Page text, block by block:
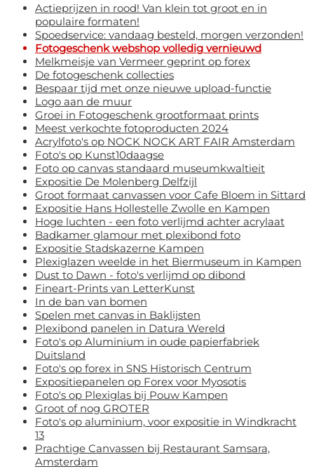
Actieprijzen in rood! Van klein tot groot en in
populaire formaten!
Spoedservice: vandaag besteld, morgen verzonden!
Fotogeschenk webshop volledig vernieuwd
Melkmeisje van Vermeer geprint op forex
De fotogeschenk collecties
Bespaar tijd met onze nieuwe upload-functie
Logo aan de muur
Groei in Fotogeschenk grootformaat prints
Meest verkochte fotoproducten 2024
Acrylfoto's op NOCK NOCK ART FAIR Amsterdam
Foto's op Kunst10daagse
Foto op canvas standaard museumkwaltieit
Expositie De Molenberg Delfzijl
Groot formaat canvassen voor Cafe Bloem in Sittard
Expositie Hans Hollestelle Zwolle en Kampen
Hoge luchten - een foto verlijmd achter acrylaat
Badkamer glamour met plexibond foto
Expositie Stadskazerne Kampen
Plexiglazen weelde in het Biermuseum in Kampen
Dust to Dawn - foto's verlijmd op dibond
Fineart-Prints van LetterKunst
In de ban van bomen
Spelen met canvas in Baklijsten
Plexibond panelen in Datura Wereld
Foto's op Aluminium in oude papierfabriek
Duitsland
Foto's op forex in SNS Historisch Centrum
Expositiepanelen op Forex voor Myosotis
Foto's op Plexiglas bij Pouw Kampen
Groot of nog GROTER
Foto's op aluminium, voor expositie in Windkracht
13
Prachtige Canvassen bij Restaurant Samsara,
Amsterdam